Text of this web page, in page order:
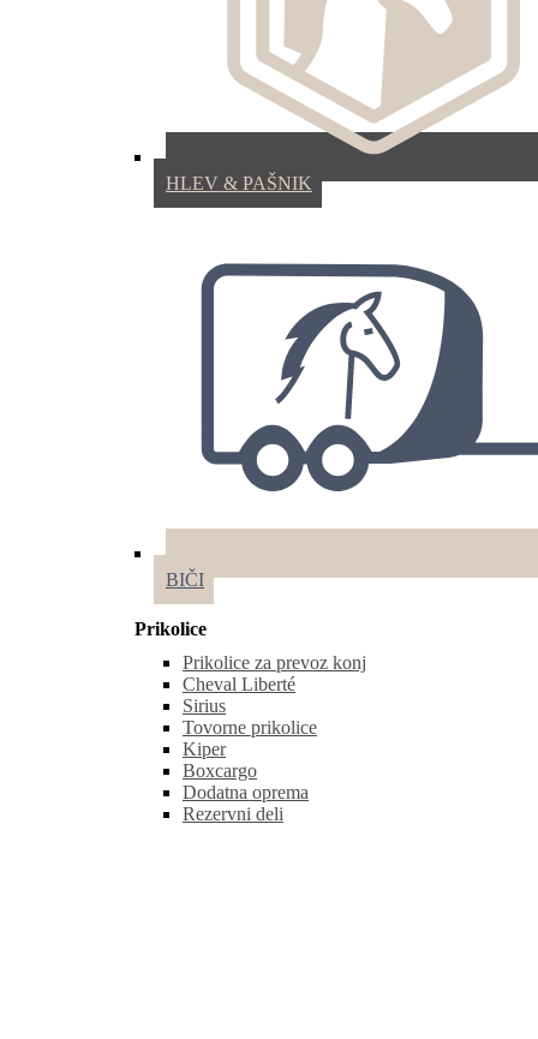
HLEV & PAŠNIK
BIČI
Prikolice
Prikolice za prevoz konj
Cheval Liberté
Sirius
Tovorne prikolice
Kiper
Boxcargo
Dodatna oprema
Rezervni deli